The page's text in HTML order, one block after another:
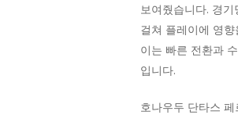
보여줬습니다. 경
걸쳐 플레이에 영
이는 빠른 전환과
입니다.
호나우두 단타스